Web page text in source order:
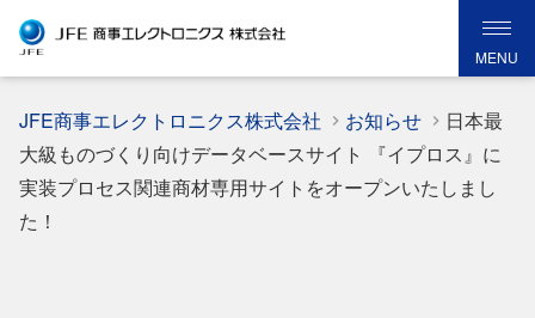
MENU
JFE商事エレクトロニクス株式会社 お知らせ
日本最
大級ものづくり向けデータベースサイト 『イプロス』に
実装プロセス関連商材専用サイトをオープンいたしまし
た！